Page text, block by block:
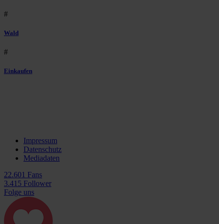
#
Wald
#
Einkaufen
Impressum
Datenschutz
Mediadaten
22.601 Fans
3.415 Follower
Folge uns